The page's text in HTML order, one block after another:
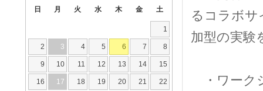
るコラボサ
加型の実験
・ワーク
日 月 火 水 木 金 土
1
2 3 4 5 6 7 8
9 10 11 12 13 14 15
16 17 18 19 20 21 22